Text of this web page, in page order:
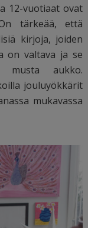
12-vuotiaat ovat
tärkeää, että
kirjoja, joiden
on valtava ja se
musta aukko.
jouluyökkärit
mukavassa